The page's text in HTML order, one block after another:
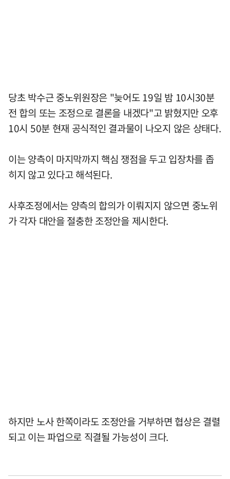
당초 박수근 중노위원장은 "늦어도 19일 밤 10시30분
전 합의 또는 조정으로 결론을 내겠다"고 밝혔지만 오후
10시 50분 현재 공식적인 결과물이 나오지 않은 상태다.
이는 양측이 마지막까지 핵심 쟁점을 두고 입장차를 좁
히지 않고 있다고 해석된다.
사후조정에서는 양측의 합의가 이뤄지지 않으면 중노위
가 각자 대안을 절충한 조정안을 제시한다.
하지만 노사 한쪽이라도 조정안을 거부하면 협상은 결렬
되고 이는 파업으로 직결될 가능성이 크다.